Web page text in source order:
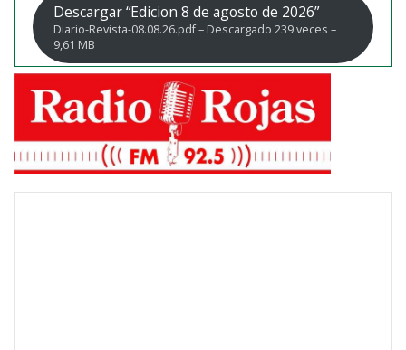
Descargar “Edicion 8 de agosto de 2026”
Diario-Revista-08.08.26.pdf – Descargado 239 veces –
9,61 MB